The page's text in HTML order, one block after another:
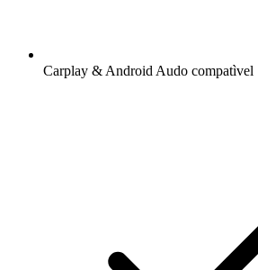
Carplay & Android Audo compatìvel